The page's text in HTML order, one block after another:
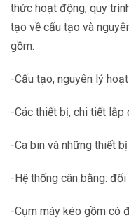
thức hoạt động, quy
tạo về cấu tạo và
gồm:
-Cấu tạo, nguyên lý
-Các thiết bị, chi tiết lắp
-Ca bin và những thiết
-Hệ thống cân bằng:
-Cụm máy kéo gồm có